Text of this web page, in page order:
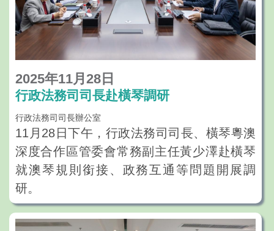
2025年11月28日
行政法務司司長赴橫琴調研
行政法務司司長辦公室
11月28日下午，行政法務司司長、橫琴粵澳
深度合作區管委會常務副主任黃少澤赴橫琴
就澳琴規則銜接、政務互通等問題開展調
研。
黃少澤一行首先到橫琴“澳門新街坊”澳門政